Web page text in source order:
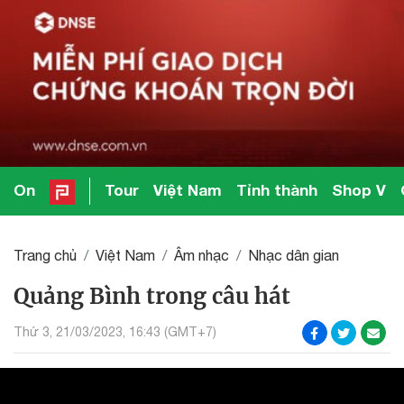
On Tour Việt Nam Tỉnh thành Shop V
Trang chủ Việt Nam Âm nhạc Nhạc dân gian
Quảng Bình trong câu hát
Thứ 3, 21/03/2023, 16:43 (GMT+7)